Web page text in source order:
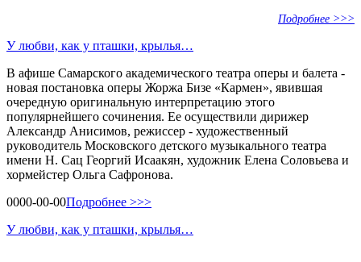
Подробнее >>>
У любви, как у пташки, крылья…
В афише Самарского академического театра оперы и балета -
новая постановка оперы Жоржа Бизе «Кармен», явившая
очередную оригинальную интерпретацию этого
популярнейшего сочинения. Ее осуществили дирижер
Александр Анисимов, режиссер - художественный
руководитель Московского детского музыкального театра
имени Н. Сац Георгий Исаакян, художник Елена Соловьева и
хормейстер Ольга Сафронова.
0000-00-00Подробнее >>>
У любви, как у пташки, крылья…